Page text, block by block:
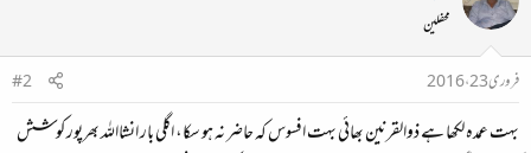
محفلین
فروری 23، 2016
#2
بہت عمدہ لکھا ہے ذوالقرنین بھائی بہت افسوس کہ حاضر نہ ہو سکا، اگلی بار انشااللہ بھرپور کوشش